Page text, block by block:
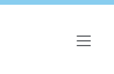
Zum Inhalt springen